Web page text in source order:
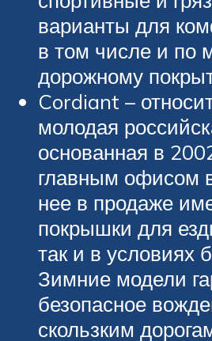
варианты для
в том числе и по
дорожному
Cordiant –
молодая
основанная в
главным офисом
нее в продаже
покрышки для
так и в условиях
Зимние модели
безопасное
скользким